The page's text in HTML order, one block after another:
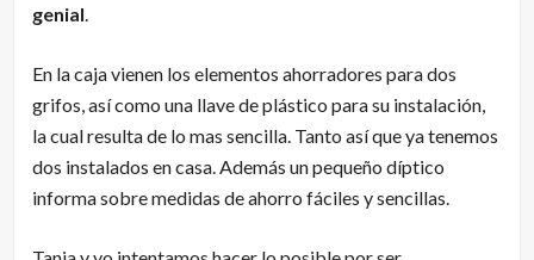
genial.
En la caja vienen los elementos ahorradores para dos
grifos, así como una llave de plástico para su instalación,
la cual resulta de lo mas sencilla. Tanto así que ya tenemos
dos instalados en casa. Además un pequeño díptico
informa sobre medidas de ahorro fáciles y sencillas.